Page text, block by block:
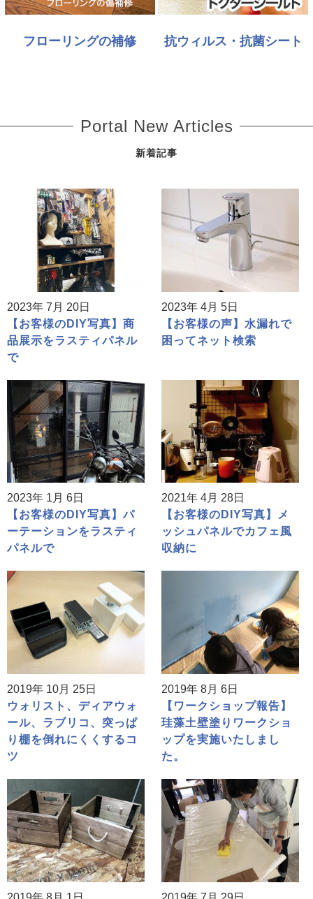
フローリングの補修 抗ウィルス・抗菌シート
Portal New Articles
新着記事
2023年 7月 20日
【お客様のDIY写真】商
品展示をラスティパネル
で
2023年 4月 5日
【お客様の声】水漏れで
困ってネット検索
2023年 1月 6日
【お客様のDIY写真】パ
ーテーションをラスティ
パネルで
2021年 4月 28日
【お客様のDIY写真】メ
ッシュパネルでカフェ風
収納に
2019年 10月 25日
ウォリスト、ディアウォ
ール、ラブリコ、突っぱ
り棚を倒れにくくするコ
ツ
2019年 8月 6日
【ワークショップ報告】
珪藻土壁塗りワークショ
ップを実施いたしまし
た。